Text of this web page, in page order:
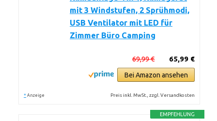
mit 3 Windstufen, 2 Sprühmodi,
USB Ventilator mit LED für
Zimmer Büro Camping
65,99 €
69,99 €
Bei Amazon ansehen
* Anzeige Preis inkl. MwSt., zzgl. Versandkosten
EMPFEHLUNG